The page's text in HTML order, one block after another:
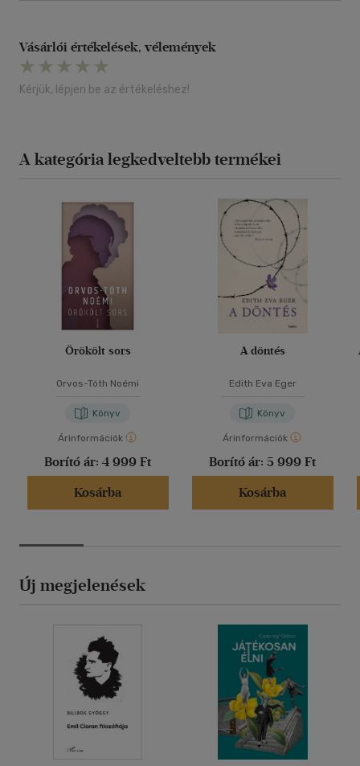
Vásárlói értékelések, vélemények
Kérjük, lépjen be az értékeléshez!
A kategória legkedveltebb termékei
Örökölt sors
Orvos-Tóth Noémi
Könyv
Árinformációk
Borító ár: 4 999 Ft
Kosárba
A döntés
Edith Eva Eger
Könyv
Árinformációk
Borító ár: 5 999 Ft
Kosárba
Új megjelenések